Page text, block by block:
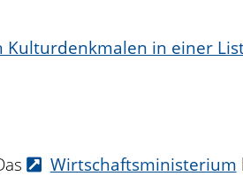
in einer
Wirtschaftsministerium